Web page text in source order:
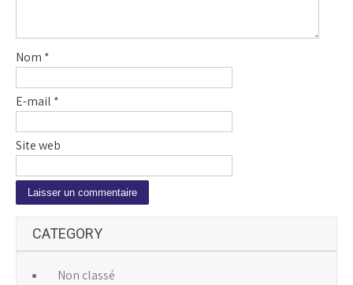
Nom *
E-mail *
Site web
t
CATEGORY
Non classé